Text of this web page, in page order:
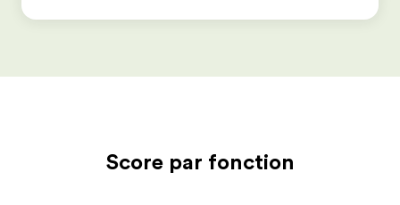
Score par fonction